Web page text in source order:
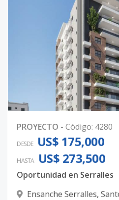
PROYECTO - Código: 4280
DESDE US$ 175,000
HASTA US$ 273,500
Oportunidad en Serralles
Ensanche Serralles,